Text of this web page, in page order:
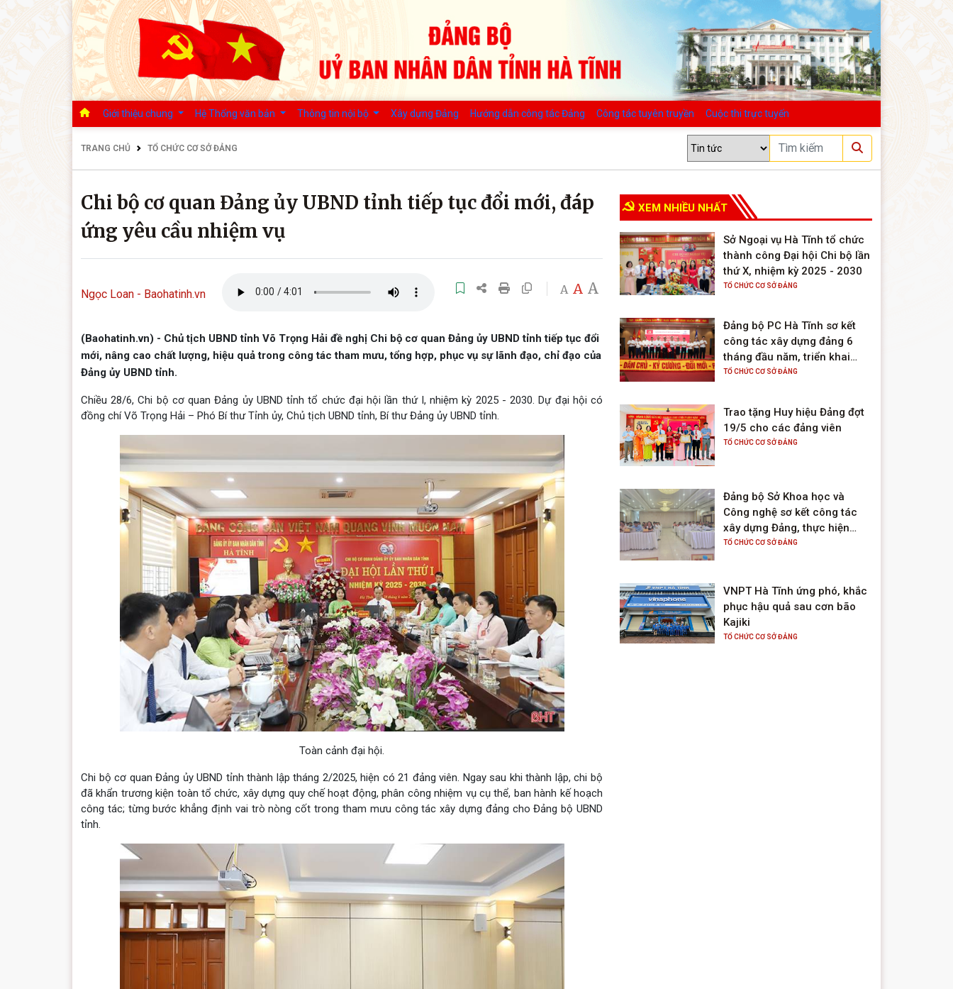
Giới thiệu chung Hệ Thống văn bản Thông tin nội bộ Xây dựng Đảng Hướng dẫn công tác Đảng Công tác tuyên truyền Cuộc thi trực tuyến
TRANG CHỦ TỔ CHỨC CƠ SỞ ĐẢNG
Chi bộ cơ quan Đảng ủy UBND tỉnh tiếp tục đổi mới, đáp
ứng yêu cầu nhiệm vụ
Ngọc Loan - Baohatinh.vn A A A
(Baohatinh.vn) - Chủ tịch UBND tỉnh Võ Trọng Hải đề nghị Chi bộ cơ quan Đảng ủy UBND tỉnh tiếp tục đổi
mới, nâng cao chất lượng, hiệu quả trong công tác tham mưu, tổng hợp, phục vụ sự lãnh đạo, chỉ đạo của
Đảng ủy UBND tỉnh.
Chiều 28/6, Chi bộ cơ quan Đảng ủy UBND tỉnh tổ chức đại hội lần thứ I, nhiệm kỳ 2025 - 2030. Dự đại hội có
đồng chí Võ Trọng Hải – Phó Bí thư Tỉnh ủy, Chủ tịch UBND tỉnh, Bí thư Đảng ủy UBND tỉnh.
Toàn cảnh đại hội.
Chi bộ cơ quan Đảng ủy UBND tỉnh thành lập tháng 2/2025, hiện có 21 đảng viên. Ngay sau khi thành lập, chi bộ
đã khẩn trương kiện toàn tổ chức, xây dựng quy chế hoạt động, phân công nhiệm vụ cụ thể, ban hành kế hoạch
công tác; từng bước khẳng định vai trò nòng cốt trong tham mưu công tác xây dựng đảng cho Đảng bộ UBND
tỉnh.
XEM NHIỀU NHẤT
Sở Ngoại vụ Hà Tĩnh tổ chức
thành công Đại hội Chi bộ lần
thứ X, nhiệm kỳ 2025 - 2030
TỔ CHỨC CƠ SỞ ĐẢNG
Đảng bộ PC Hà Tĩnh sơ kết
công tác xây dựng đảng 6
tháng đầu năm, triển khai
nhiệm vụ 6 tháng cuối năm
TỔ CHỨC CƠ SỞ ĐẢNG
Trao tặng Huy hiệu Đảng đợt
19/5 cho các đảng viên
TỔ CHỨC CƠ SỞ ĐẢNG
Đảng bộ Sở Khoa học và
Công nghệ sơ kết công tác
xây dựng Đảng, thực hiện
nhiệm vụ chính trị 6 tháng
TỔ CHỨC CƠ SỞ ĐẢNG
VNPT Hà Tĩnh ứng phó, khắc
phục hậu quả sau cơn bão
Kajiki
TỔ CHỨC CƠ SỞ ĐẢNG